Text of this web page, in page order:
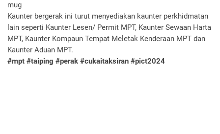
mug
Kaunter bergerak ini turut menyediakan kaunter perkhidmatan
lain seperti Kaunter Lesen/ Permit MPT, Kaunter Sewaan Harta
MPT, Kaunter Kompaun Tempat Meletak Kenderaan MPT dan
Kaunter Aduan MPT.
#mpt #taiping #perak #cukaitaksiran #pict2024